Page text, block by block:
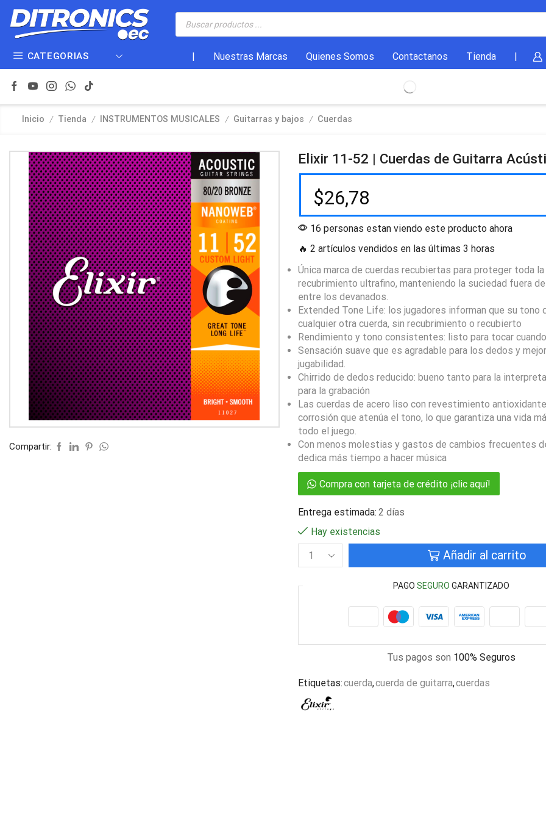
CATEGORIAS Nuestras Marcas Quienes Somos Contactanos Tienda
Inicio / Tienda / INSTRUMENTOS MUSICALES / Guitarras y bajos / Cuerdas
Compartir:
Elixir 11-52 | Cuerdas de Guitarra
$26,78
16 personas estan viendo este producto ahora
🔥 2 artículos vendidos en las últimas 3 horas
Única marca de cuerdas recubiertas para proteger toda la
recubrimiento ultrafino, manteniendo la suciedad fuera
entre los devanados.
Extended Tone Life: los jugadores informan que su tono
cualquier otra cuerda, sin recubrimiento o recubierto
Rendimiento y tono consistentes: listo para tocar
Sensación suave que es agradable para los dedos y
jugabilidad.
Chirrido de dedos reducido: bueno tanto para la
para la grabación
Las cuerdas de acero liso con revestimiento
corrosión que atenúa el tono, lo que garantiza una vida
todo el juego.
Con menos molestias y gastos de cambios frecuentes
dedica más tiempo a hacer música
Compra con tarjeta de crédito ¡clic aquí!
Entrega estimada: 2 días
Hay existencias
Añadir al carrito
PAGOSEGURO GARANTIZADO
Tus pagos son 100% Seguros
Etiquetas:cuerda,cuerda de guitarra,cuerdas